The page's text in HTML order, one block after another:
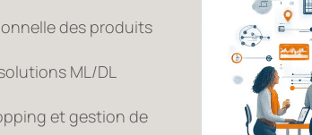
des produits
ML/DL
et gestion de